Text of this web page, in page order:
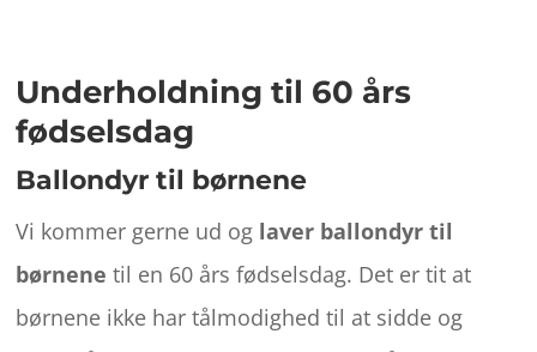
Underholdning til 60 års
fødselsdag
Ballondyr til børnene
Vi kommer gerne ud og laver ballondyr til
børnene til en 60 års fødselsdag. Det er tit at
børnene ikke har tålmodighed til at sidde og